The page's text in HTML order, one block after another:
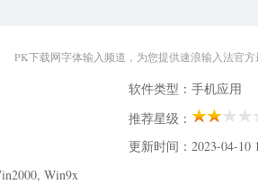
PK下载网字体输入频道，为您提供速浪输入法官
软件类型：手机应用
推荐星级：
更新时间：2023-04-10
Win9x